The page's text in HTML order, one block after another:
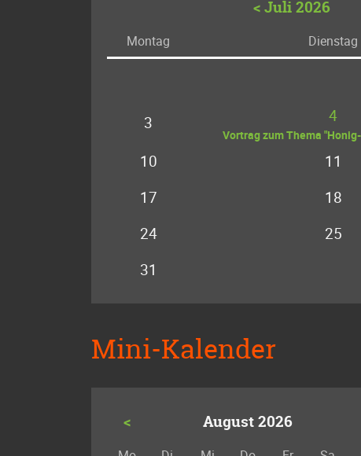
< Juli 2026
Montag Dienstag
3
4
Vortrag zum Thema
10
11
17
18
24
25
31
Mini-Kalender
< August 2026